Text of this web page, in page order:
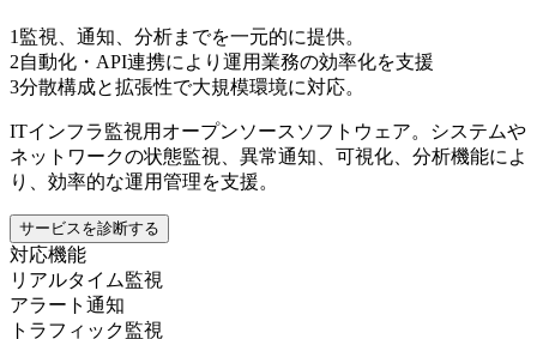
1 監視、通知、分析までを一元的に提供。
2自動化・API連携により運用業務の効率化を支援
3分散構成と拡張性で大規模環境に対応。
ITインフラ監視用オープンソースソフトウェア。システムや
ネットワークの状態監視、異常通知、可視化、分析機能によ
り、効率的な運用管理を支援。
サービスを診断する
対応機能
リアルタイム監視
アラート通知
トラフィック監視